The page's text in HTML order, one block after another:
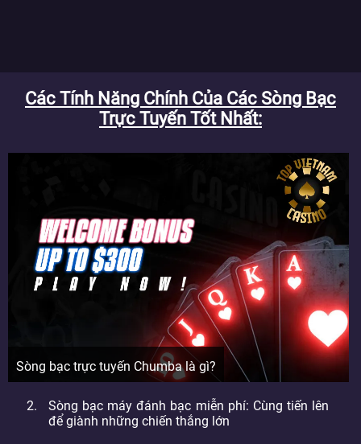
Các Tính Năng Chính Của Các Sòng Bạc
Trực Tuyến Tốt Nhất
Sòng bạc trực tuyến Chumba là gì?
Sòng bạc máy đánh bạc miễn phí: Cùng tiến lên
để giành những chiến thắng lớn